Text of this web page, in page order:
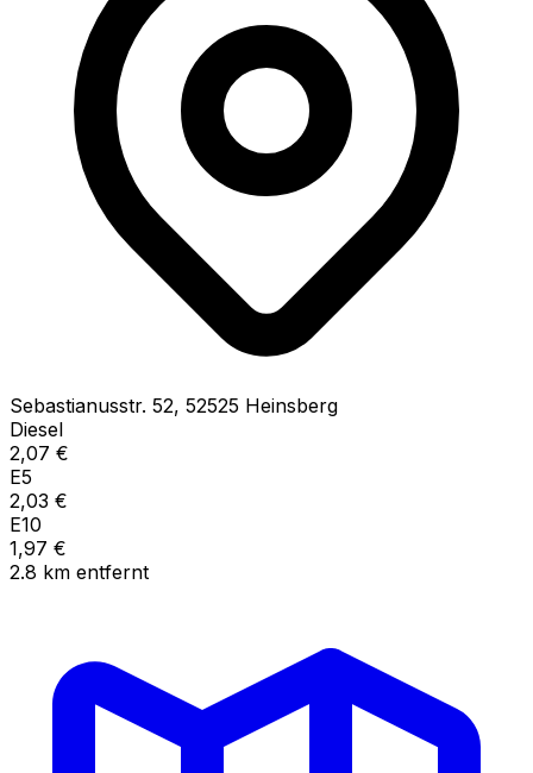
Sebastianusstr. 52, 52525 Heinsberg
Diesel
2,07 €
E5
2,03 €
E10
1,97 €
2.8 km entfernt